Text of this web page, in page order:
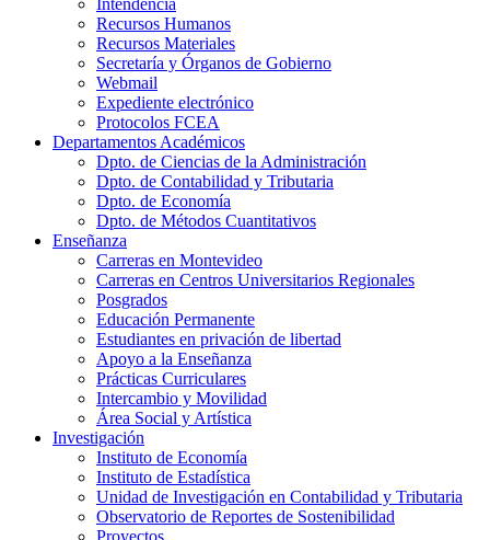
Recursos Humanos
Recursos Materiales
Secretaría y Órganos de Gobierno
Webmail
Expediente electrónico
Protocolos FCEA
Departamentos Académicos
Dpto. de Ciencias de la Administración
Dpto. de Contabilidad y Tributaria
Dpto. de Economía
Dpto. de Métodos Cuantitativos
Enseñanza
Carreras en Montevideo
Carreras en Centros Universitarios Regionales
Posgrados
Educación Permanente
Estudiantes en privación de libertad
Apoyo a la Enseñanza
Prácticas Curriculares
Intercambio y Movilidad
Área Social y Artística
Investigación
Instituto de Economía
Instituto de Estadística
Unidad de Investigación en Contabilidad y Tributaria
Observatorio de Reportes de Sostenibilidad
Proyectos